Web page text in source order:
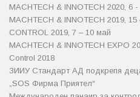
MACHTECH & INNOTECH 2020, 6
MACHTECH & INNOTECH 2019,
CONTROL 2019, 7 – 10 май
MACHTECH & INNOTECH EXPO
Control 2018
ЗИИУ Стандарт АД подкрепя
„SOS Фирма Приятел“